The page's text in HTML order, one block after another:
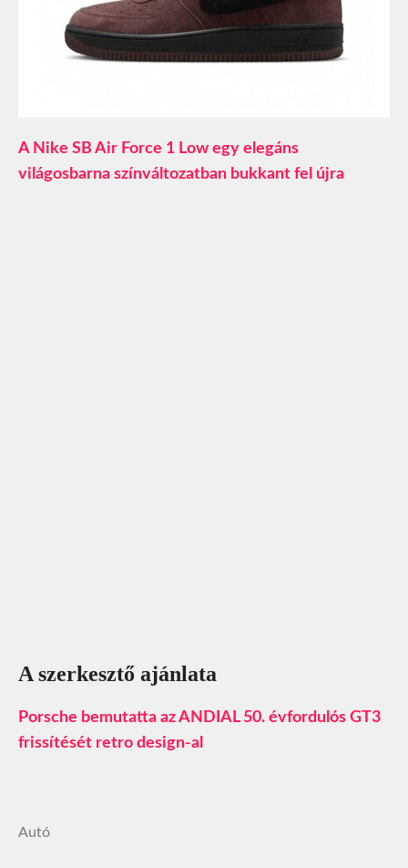
A Nike SB Air Force 1 Low egy elegáns
világosbarna színváltozatban bukkant fel újra
A szerkesztő ajánlata
Porsche bemutatta az ANDIAL 50. évfordulós GT3
frissítését retro design-al
Autó